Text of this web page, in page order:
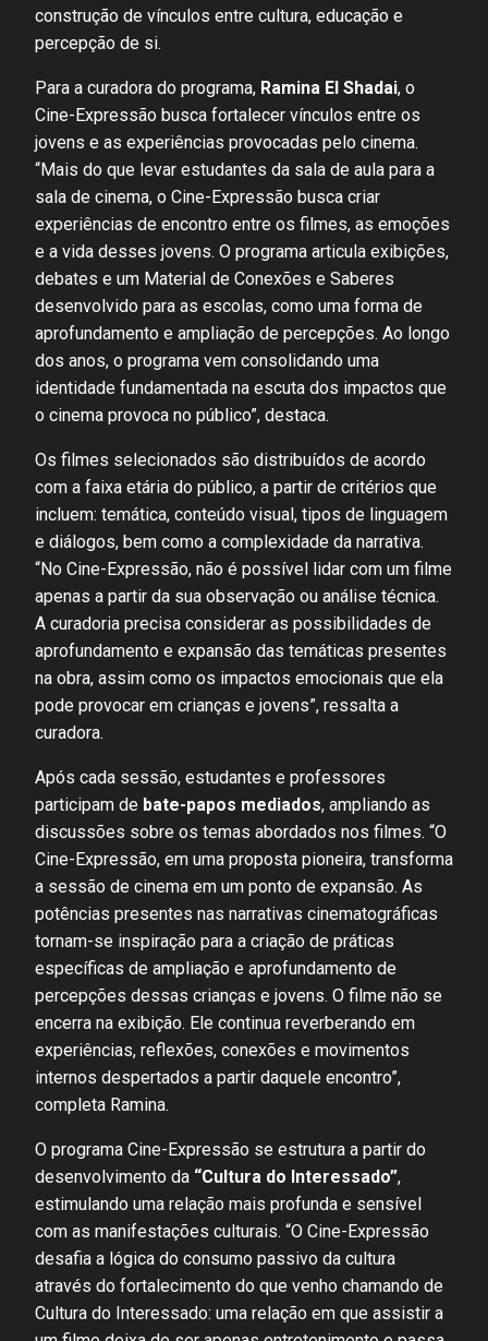
construção de vínculos entre cultura, educação e
percepção de si.
Para a curadora do programa, Ramina El Shadai, o
Cine-Expressão busca fortalecer vínculos entre os
jovens e as experiências provocadas pelo cinema.
“Mais do que levar estudantes da sala de aula para a
sala de cinema, o Cine-Expressão busca criar
experiências de encontro entre os filmes, as emoções
e a vida desses jovens. O programa articula exibições,
debates e um Material de Conexões e Saberes
desenvolvido para as escolas, como uma forma de
aprofundamento e ampliação de percepções. Ao longo
dos anos, o programa vem consolidando uma
identidade fundamentada na escuta dos impactos que
o cinema provoca no público”, destaca.
Os filmes selecionados são distribuídos de acordo
com a faixa etária do público, a partir de critérios que
incluem: temática, conteúdo visual, tipos de linguagem
e diálogos, bem como a complexidade da narrativa.
“No Cine-Expressão, não é possível lidar com um filme
apenas a partir da sua observação ou análise técnica.
A curadoria precisa considerar as possibilidades de
aprofundamento e expansão das temáticas presentes
na obra, assim como os impactos emocionais que ela
pode provocar em crianças e jovens”, ressalta a
curadora.
Após cada sessão, estudantes e professores
participam de bate-papos mediados, ampliando as
discussões sobre os temas abordados nos filmes. “O
Cine-Expressão, em uma proposta pioneira, transforma
a sessão de cinema em um ponto de expansão. As
potências presentes nas narrativas cinematográficas
tornam-se inspiração para a criação de práticas
específicas de ampliação e aprofundamento de
percepções dessas crianças e jovens. O filme não se
encerra na exibição. Ele continua reverberando em
experiências, reflexões, conexões e movimentos
internos despertados a partir daquele encontro”,
completa Ramina.
O programa Cine-Expressão se estrutura a partir do
desenvolvimento da “Cultura do Interessado”,
estimulando uma relação mais profunda e sensível
com as manifestações culturais. “O Cine-Expressão
desafia a lógica do consumo passivo da cultura
através do fortalecimento do que venho chamando de
Cultura do Interessado: uma relação em que assistir a